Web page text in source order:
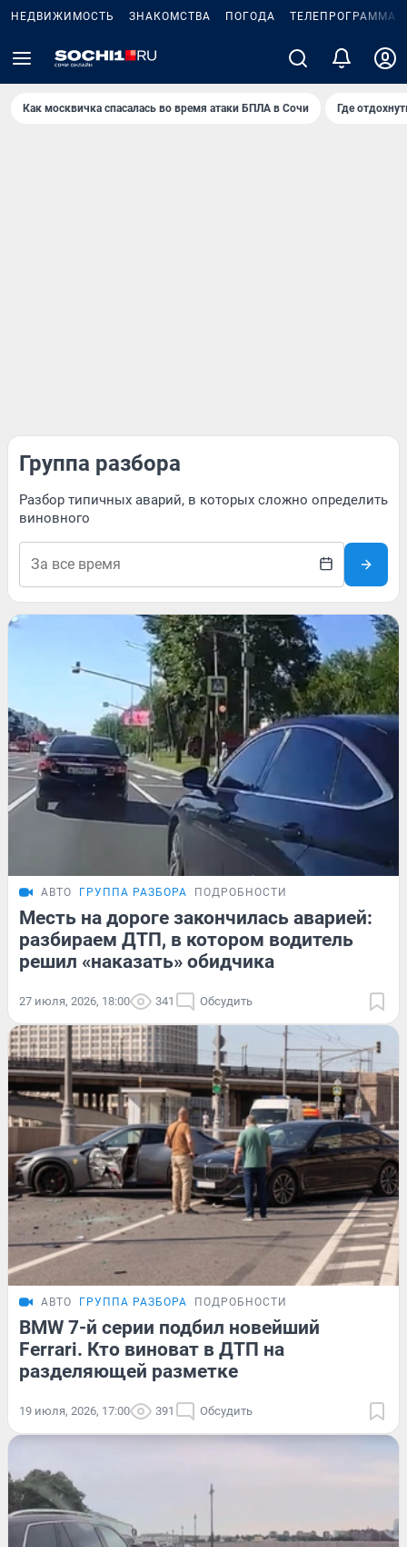
НЕДВИЖИМОСТЬ ЗНАКОМСТВА ПОГОДА ТЕЛЕПРОГРАММА
Как москвичка спасалась во время атаки БПЛА в Сочи Где
Группа разбора
Разбор типичных аварий, в которых сложно определить
виновного
АВТО ГРУППА РАЗБОРА ПОДРОБНОСТИ
Месть на дороге закончилась аварией:
разбираем ДТП, в котором водитель
решил «наказать» обидчика
27 июля, 2026, 18:00 341 Обсудить
АВТО ГРУППА РАЗБОРА ПОДРОБНОСТИ
BMW 7-й серии подбил новейший
Ferrari. Кто виноват в ДТП на
разделяющей разметке
19 июля, 2026, 17:00 391 Обсудить